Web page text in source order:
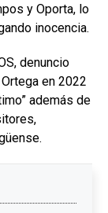
y Oporta, lo
inocencia.
denuncio
en 2022
además de